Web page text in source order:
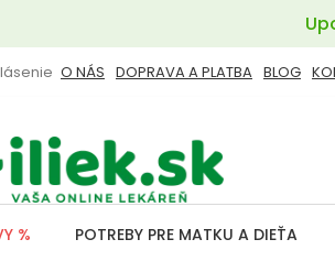
O NÁS DOPRAVA A PLATBA BLOG
% POTREBY PRE MATKU A DIEŤA